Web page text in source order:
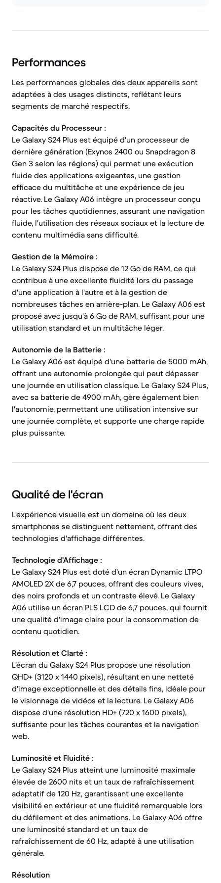
Performances
Les performances globales des deux appareils sont
adaptées à des usages distincts, reflétant leurs
segments de marché respectifs.
Capacités du Processeur :
Le Galaxy S24 Plus est équipé d'un processeur de
dernière génération (Exynos 2400 ou Snapdragon 8
Gen 3 selon les régions) qui permet une exécution
fluide des applications exigeantes, une gestion
efficace du multitâche et une expérience de jeu
réactive. Le Galaxy A06 intègre un processeur conçu
pour les tâches quotidiennes, assurant une navigation
fluide, l'utilisation des réseaux sociaux et la lecture de
contenu multimédia sans difficulté.
Gestion de la Mémoire :
Le Galaxy S24 Plus dispose de 12 Go de RAM, ce qui
contribue à une excellente fluidité lors du passage
d'une application à l'autre et à la gestion de
nombreuses tâches en arrière-plan. Le Galaxy A06 est
proposé avec jusqu'à 6 Go de RAM, suffisant pour une
utilisation standard et un multitâche léger.
Autonomie de la Batterie :
Le Galaxy A06 est équipé d'une batterie de 5000 mAh,
offrant une autonomie prolongée qui peut dépasser
une journée en utilisation classique. Le Galaxy S24 Plus,
avec sa batterie de 4900 mAh, gère également bien
l'autonomie, permettant une utilisation intensive sur
une journée complète, et supporte une charge rapide
plus puissante.
Qualité de l'écran
L'expérience visuelle est un domaine où les deux
smartphones se distinguent nettement, offrant des
technologies d'affichage différentes.
Technologie d'Affichage :
Le Galaxy S24 Plus est doté d'un écran Dynamic LTPO
AMOLED 2X de 6,7 pouces, offrant des couleurs vives,
des noirs profonds et un contraste élevé. Le Galaxy
A06 utilise un écran PLS LCD de 6,7 pouces, qui fournit
une qualité d'image claire pour la consommation de
contenu quotidien.
Résolution et Clarté :
L'écran du Galaxy S24 Plus propose une résolution
QHD+ (3120 x 1440 pixels), résultant en une netteté
d'image exceptionnelle et des détails fins, idéale pour
le visionnage de vidéos et la lecture. Le Galaxy A06
dispose d'une résolution HD+ (720 x 1600 pixels),
suffisante pour les tâches courantes et la navigation
web.
Luminosité et Fluidité :
Le Galaxy S24 Plus atteint une luminosité maximale
élevée de 2600 nits et un taux de rafraîchissement
adaptatif de 120 Hz, garantissant une excellente
visibilité en extérieur et une fluidité remarquable lors
du défilement et des animations. Le Galaxy A06 offre
une luminosité standard et un taux de
rafraîchissement de 60 Hz, adapté à une utilisation
générale.
Résolution